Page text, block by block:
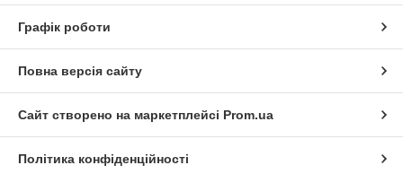
Графік роботи
Повна версія сайту
Сайт створено на маркетплейсі Prom.ua
Політика конфіденційності